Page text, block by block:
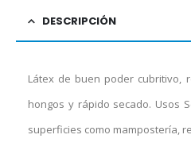
DESCRIPCIÓN
Látex de buen poder cubritivo,
hongos y rápido secado. Usos
superficies como mampostería,